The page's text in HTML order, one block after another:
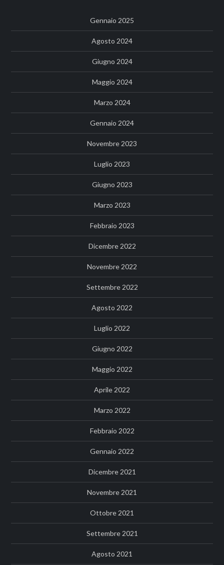
Gennaio 2025
Agosto 2024
Giugno 2024
Maggio 2024
Marzo 2024
Gennaio 2024
Novembre 2023
Luglio 2023
Giugno 2023
Marzo 2023
Febbraio 2023
Dicembre 2022
Novembre 2022
Settembre 2022
Agosto 2022
Luglio 2022
Giugno 2022
Maggio 2022
Aprile 2022
Marzo 2022
Febbraio 2022
Gennaio 2022
Dicembre 2021
Novembre 2021
Ottobre 2021
Settembre 2021
Agosto 2021